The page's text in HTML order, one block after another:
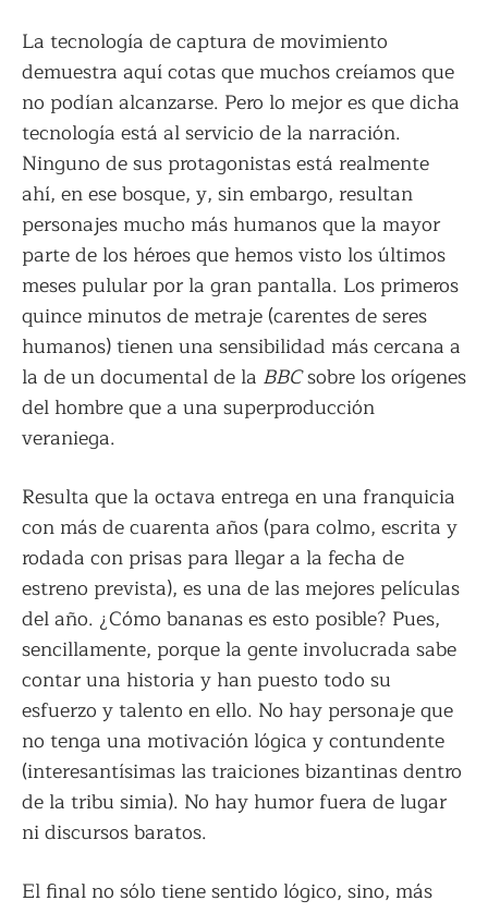
La tecnología de captura de movimiento
demuestra aquí cotas que muchos creíamos que
no podían alcanzarse. Pero lo mejor es que dicha
tecnología está al servicio de la narración.
Ninguno de sus protagonistas está realmente
ahí, en ese bosque, y, sin embargo, resultan
personajes mucho más humanos que la mayor
parte de los héroes que hemos visto los últimos
meses pulular por la gran pantalla. Los primeros
quince minutos de metraje (carentes de seres
humanos) tienen una sensibilidad más cercana a
la de un documental de la BBCsobre los orígenes
del hombre que a una superproducción
veraniega.
Resulta que la octava entrega en una franquicia
con más de cuarenta años (para colmo, escrita y
rodada con prisas para llegar a la fecha de
estreno prevista), es una de las mejores películas
del año. ¿Cómo bananas es esto posible? Pues,
sencillamente, porque la gente involucrada sabe
contar una historia y han puesto todo su
esfuerzo y talento en ello. No hay personaje que
no tenga una motivación lógica y contundente
(interesantísimas las traiciones bizantinas dentro
de la tribu simia). No hay humor fuera de lugar
ni discursos baratos.
El final no sólo tiene sentido lógico, sino, más